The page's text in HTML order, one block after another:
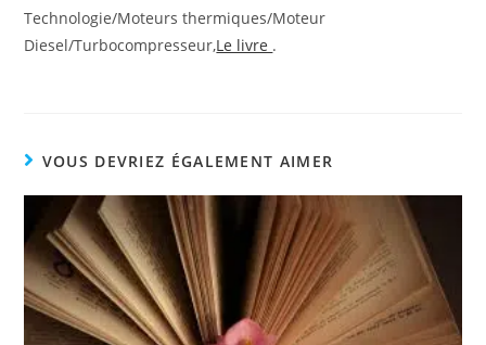
Technologie/Moteurs thermiques/Moteur
Diesel/Turbocompresseur,Le livre .
VOUS DEVRIEZ ÉGALEMENT AIMER